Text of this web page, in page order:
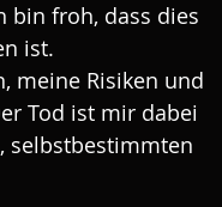
bin froh, dass dies
ist.
meine Risiken und
Tod ist mir dabei
selbstbestimmten